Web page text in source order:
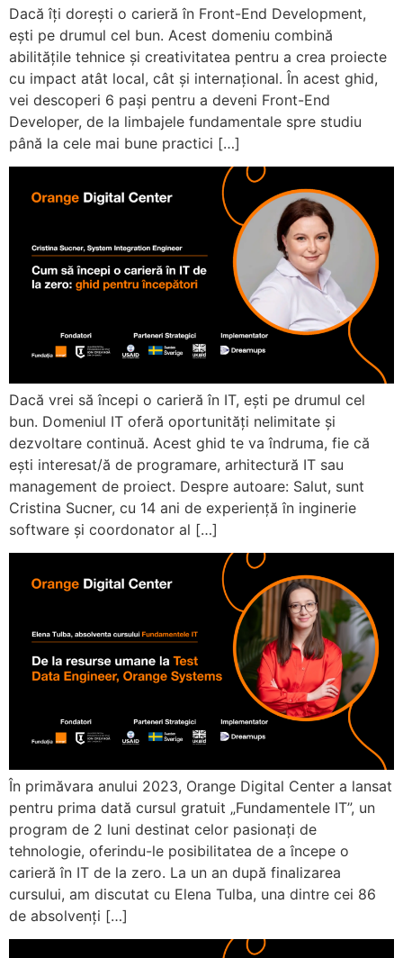
Dacă îți dorești o carieră în Front-End Development,
ești pe drumul cel bun. Acest domeniu combină
abilitățile tehnice și creativitatea pentru a crea proiecte
cu impact atât local, cât și internațional. În acest ghid,
vei descoperi 6 pași pentru a deveni Front-End
Developer, de la limbajele fundamentale spre studiu
până la cele mai bune practici […]
Dacă vrei să începi o carieră în IT, ești pe drumul cel
bun. Domeniul IT oferă oportunități nelimitate și
dezvoltare continuă. Acest ghid te va îndruma, fie că
ești interesat/ă de programare, arhitectură IT sau
management de proiect. Despre autoare: Salut, sunt
Cristina Sucner, cu 14 ani de experiență în inginerie
software și coordonator al […]
În primăvara anului 2023, Orange Digital Center a lansat
pentru prima dată cursul gratuit „Fundamentele IT”, un
program de 2 luni destinat celor pasionați de
tehnologie, oferindu-le posibilitatea de a începe o
carieră în IT de la zero. La un an după finalizarea
cursului, am discutat cu Elena Tulba, una dintre cei 86
de absolvenți […]